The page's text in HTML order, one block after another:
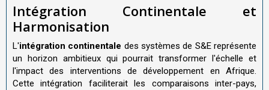
Intégration Continentale et
Harmonisation
L'intégration continentale des systèmes de S&E représente
un horizon ambitieux qui pourrait transformer l'échelle et
l'impact des interventions de développement en Afrique.
Cette intégration faciliterait les comparaisons inter-pays,